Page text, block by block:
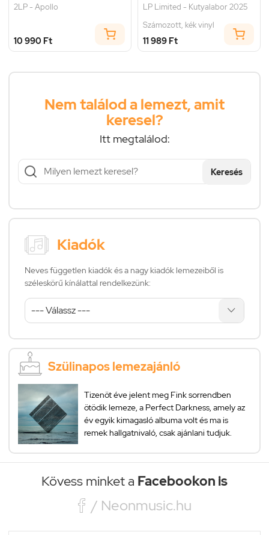
2LP - Apollo
10 990 Ft
LP Limited - Kutyalabor 2025
Számozott, kék vinyl
11 989 Ft
Nem találod a lemezt, amit
keresel?
Itt megtalálod:
Keresés
Kiadók
Neves független kiadók és a nagy kiadók lemezeiből is
széleskörű kínálattal rendelkezünk:
Szülinapos lemezajánló
Tizenöt éve jelent meg Fink sorrendben
ötödik lemeze, a Perfect Darkness, amely az
év egyik kimagasló albuma volt és ma is
remek hallgatnivaló, csak ajánlani tudjuk.
Kövess minket a Facebookon is
 / Neonmusic.hu